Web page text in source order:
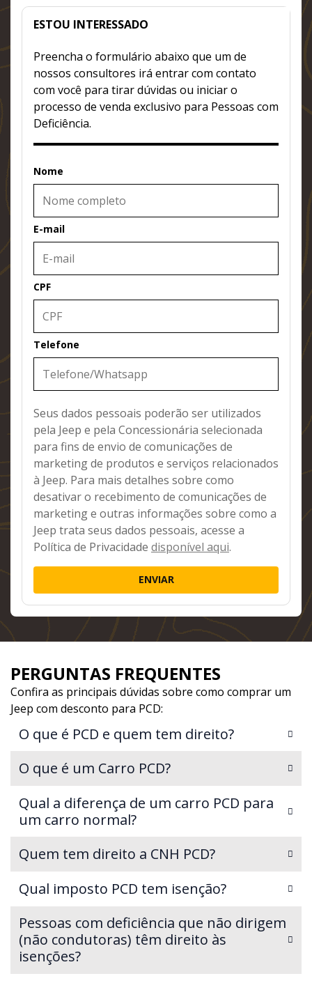
ESTOU INTERESSADO
Preencha o formulário abaixo que um de
nossos consultores irá entrar com contato
com você para tirar dúvidas ou iniciar o
processo de venda exclusivo para Pessoas com
Deficiência.
Nome
E-mail
CPF
Telefone
Seus dados pessoais poderão ser utilizados
pela Jeep e pela Concessionária selecionada
para fins de envio de comunicações de
marketing de produtos e serviços relacionados
à Jeep. Para mais detalhes sobre como
desativar o recebimento de comunicações de
marketing e outras informações sobre como a
Jeep trata seus dados pessoais, acesse a
Política de Privacidade disponível aqui.
ENVIAR
PERGUNTAS FREQUENTES
Confira as principais dúvidas sobre como comprar um
Jeep com desconto para PCD:
O que é PCD e quem tem direito?
O que é um Carro PCD?
Qual a diferença de um carro PCD para
um carro normal?
Quem tem direito a CNH PCD?
Qual imposto PCD tem isenção?
Pessoas com deficiência que não dirigem
(não condutoras) têm direito às
isenções?